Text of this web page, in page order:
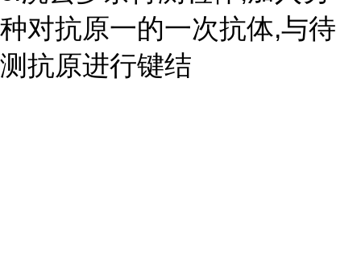
种对抗原一的一次抗体,与待
测抗原进行键结